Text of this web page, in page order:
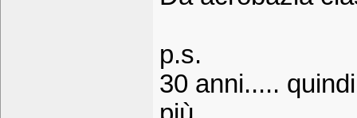
p.s.
30 anni.....